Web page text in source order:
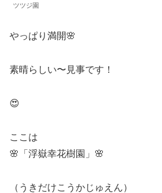
ツツジ園
やっぱり満開🌸
素晴らしい〜見事です！
😍
ここは
🌸「浮嶽幸花樹園」🌸
（うきだけこうかじゅえん）